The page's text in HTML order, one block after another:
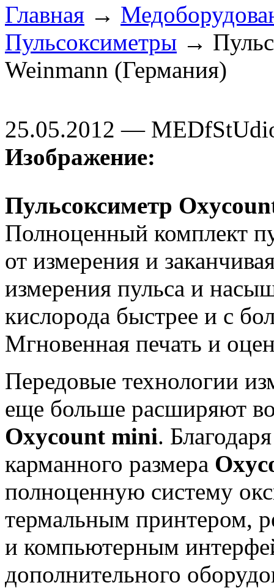
Главная →
Пульсоксиметры →
Weinmann (Германия)
25.05.2012 —
Изображение:
Пульсоксиметр
Полноценный комплект
от измерения и
измерения пульса и
кислорода быстрее и с
Мгновенная печать и
Передовые технологии
еще больше расширяют
Oxycount mini.
карманного размера
полноценную систему
термальным принтером,
и компьютерным
дополнительного